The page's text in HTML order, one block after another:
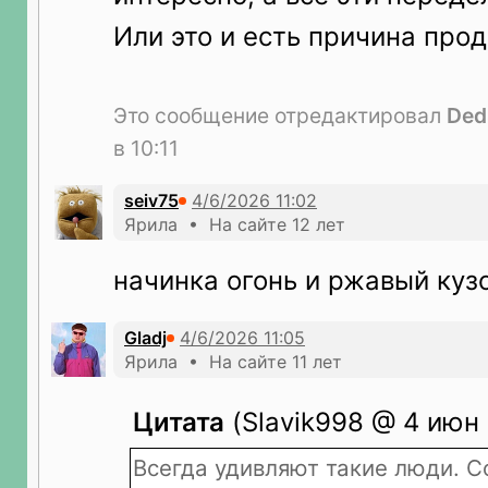
Или это и есть причина
Это сообщение отредактировал
в 10:11
seiv75
Ярила • На сайте 12 лет
начинка огонь и ржавый
Gladj
Ярила • На сайте 11 лет
Цитата (Slavik998 @ 4 июн
Всегда удивляют такие люди.